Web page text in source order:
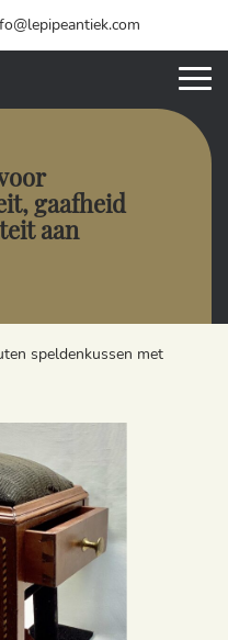
gaafheid
aan
speldenkussen met